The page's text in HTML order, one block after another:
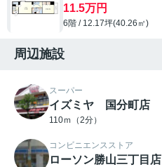
11.5万円
6階 / 12.17坪(40.26㎡)
周辺施設
スーパー
イズミヤ 国分町店
110ｍ（2分）
コンビニエンスストア
ローソン勝山三丁目店